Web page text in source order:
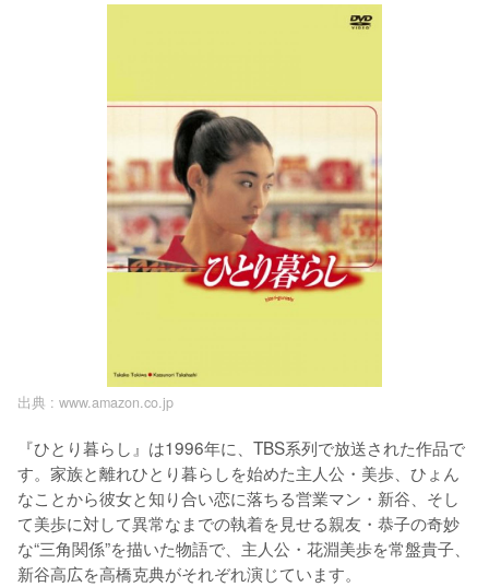
出典 : www.amazon.co.jp
『ひとり暮らし』は1996年に、TBS系列で放送された作品で
す。家族と離れひとり暮らしを始めた主人公・美歩、ひょん
なことから彼女と知り合い恋に落ちる営業マン・新谷、そし
て美歩に対して異常なまでの執着を見せる親友・恭子の奇妙
な“三角関係”を描いた物語で、主人公・花淵美歩を常盤貴子、
新谷高広を高橋克典がそれぞれ演じています。